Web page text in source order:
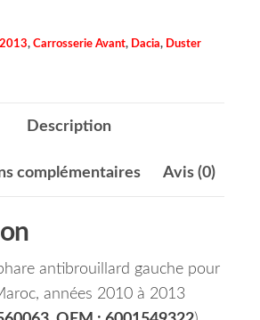
, Carrosserie Avant, Dacia, Duster
Description
complémentaires Avis (0)
antibrouillard gauche pour
années 2010 à 2013